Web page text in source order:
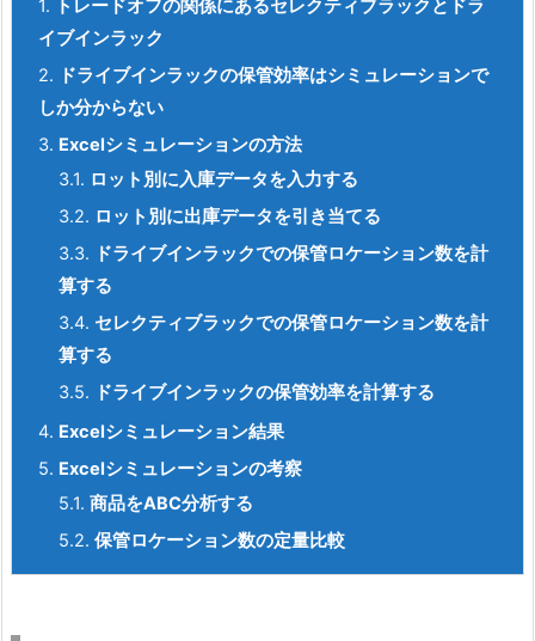
1.
トレードオフの関係にあるセレクティブラックとドラ
イブインラック
2. ドライブインラックの保管効率はシミュレーションで
しか分からない
3. Excelシミュレーションの方法
3.1. ロット別に入庫データを入力する
3.2. ロット別に出庫データを引き当てる
3.3. ドライブインラックでの保管ロケーション数を計
算する
3.4. セレクティブラックでの保管ロケーション数を計
算する
3.5. ドライブインラックの保管効率を計算する
4. Excelシミュレーション結果
5. Excelシミュレーションの考察
5.1. 商品をABC分析する
5.2. 保管ロケーション数の定量比較